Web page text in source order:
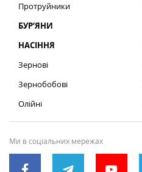
Протруйники
БУР’ЯНИ
НАСІННЯ
Зернові
Зернобобові
Олійні
Ми в соціальних мережах